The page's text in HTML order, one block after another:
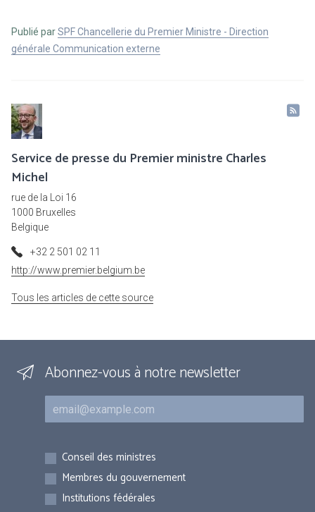
Publié parSPF Chancellerie du Premier Ministre - Direction
générale Communication externe
Service de presse du Premier ministre Charles
Michel
rue de la Loi 16
1000 Bruxelles
Belgique
+32 2 501 02 11
http://www.premier.belgium.be
Tous les articles de cette source
Abonnez-vous à notre newsletter
Courriel
Inscriptions
Conseil des ministres
Membres du gouvernement
Institutions fédérales